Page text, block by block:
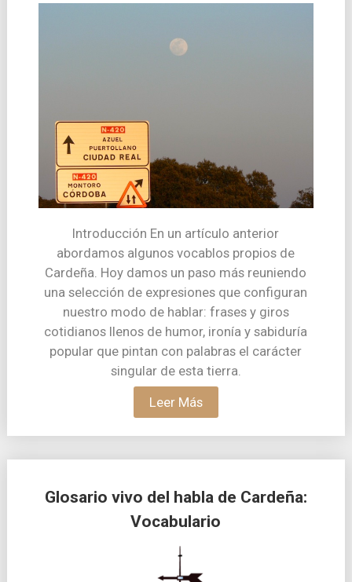
Introducción En un artículo anterior
abordamos algunos vocablos propios de
Cardeña. Hoy damos un paso más reuniendo
una selección de expresiones que configuran
nuestro modo de hablar: frases y giros
cotidianos llenos de humor, ironía y sabiduría
popular que pintan con palabras el carácter
singular de esta tierra.
Leer Más
Glosario vivo del habla de Cardeña:
Vocabulario